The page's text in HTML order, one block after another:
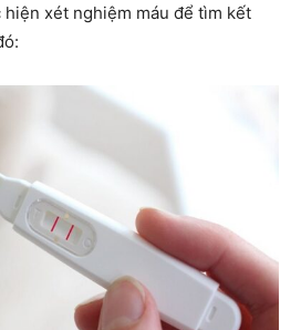
hiện xét nghiệm máu để tìm kết